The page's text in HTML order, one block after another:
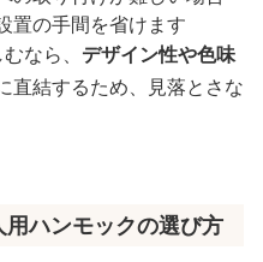
置の手間を省けます
なら、 デザイン性や色味
直結するため、見落とさな
ハンモックの選び方